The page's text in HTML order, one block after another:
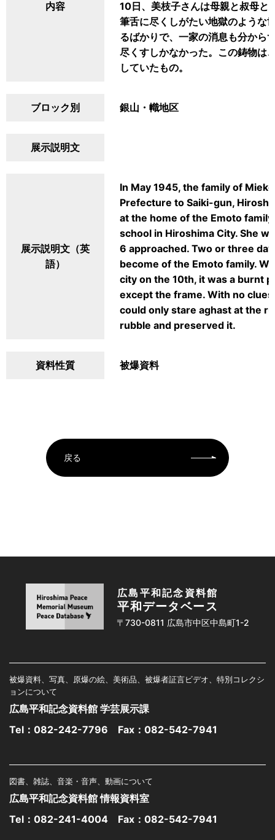
内容
10日、美枝子さんは母親と叔母と
筆舌に尽くしがたい地獄のような
るばかりで、一家の消息も分から
尽くすしかなかった。この鋳物は
していたもの。
ブロック別 銀山・幟地区
展示説明文
展示説明文（英
語）
In May 1945, the family of
Prefecture to Saiki-gun,
at the home of the Emoto
school in Hiroshima City. She
6 approached. Two or three
become of the Emoto family.
city on the 10th, it was a burnt
except the frame. With no
could only stare aghast at the
rubble and preserved it.
資料性質 被爆資料
戻る
広島平和記念資料館
平和データベース
〒730-0811 広島市中区中島町1-2
被爆資料、写真、原爆の絵、美術品、被爆者証言ビデオ、特別コレクシ
ョンについて
広島平和記念資料館 学芸展示課
Tel： 082-242-7796 Fax：082-542-7941
図書、雑誌、音楽・音声、動画について
広島平和記念資料館 情報資料室
Tel： 082-241-4004 Fax：082-542-7941